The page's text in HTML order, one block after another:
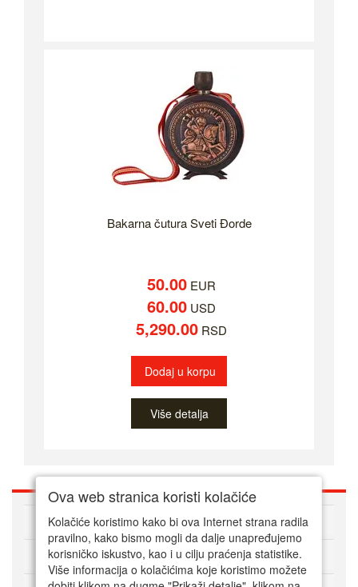
Bakarna čutura Sveti Đorde
50.00EUR
60.00USD
5,290.00RSD
Dodaj u korpu
Više detalja
O nama
Kako kupovati online
Ova web stranica koristi kolačiće
Kolačiće koristimo kako bi ova Internet strana radila
pravilno, kako bismo mogli da dalje unapređujemo
korisničko iskustvo, kao i u cilju praćenja statistike.
Više informacija o kolačićima koje koristimo možete